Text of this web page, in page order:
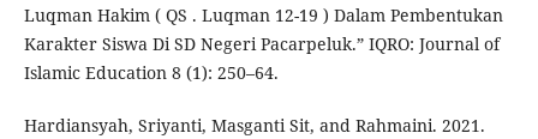
Luqman Hakim ( QS . Luqman 12-19 ) Dalam Pembentukan
Karakter Siswa Di SD Negeri Pacarpeluk.” IQRO: Journal of
Islamic Education 8 (1): 250–64.
Hardiansyah, Sriyanti, Masganti Sit, and Rahmaini. 2021.